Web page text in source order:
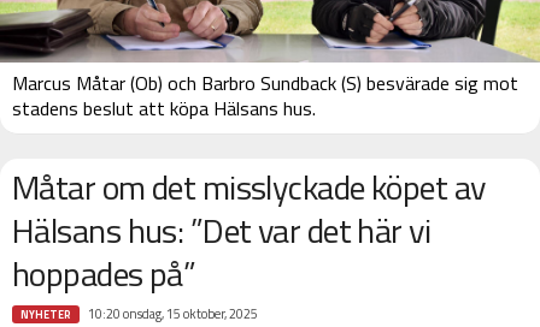
Marcus Måtar (Ob) och Barbro Sundback (S) besvärade sig mot
stadens beslut att köpa Hälsans hus.
Måtar om det misslyckade köpet av
Hälsans hus: ”Det var det här vi
hoppades på”
NYHETER 10:20 onsdag, 15 oktober, 2025